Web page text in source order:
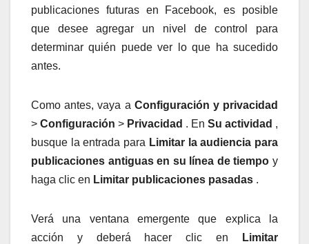
publicaciones futuras en Facebook, es posible
que desee agregar un nivel de control para
determinar quién puede ver lo que ha sucedido
antes.
Como antes, vaya a Configuración y privacidad
> Configuración > Privacidad . En Su actividad ,
busque la entrada para Limitar la audiencia para
publicaciones antiguas en su línea de tiempo y
haga clic en Limitar publicaciones pasadas .
Verá una ventana emergente que explica la
acción y deberá hacer clic en
Limitar